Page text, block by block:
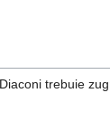
trebuie